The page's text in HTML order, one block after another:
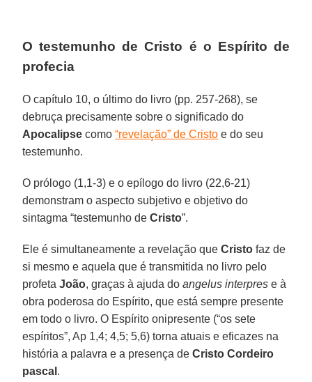
O testemunho de Cristo é o Espírito de
profecia
O capítulo 10, o último do livro (pp. 257-268), se
debruça precisamente sobre o significado do
Apocalipse como“revelação” de Cristo e do seu
testemunho.
O prólogo (1,1-3) e o epílogo do livro (22,6-21)
demonstram o aspecto subjetivo e objetivo do
sintagma “testemunho deCristo”.
Ele é simultaneamente a revelação queCristo faz de
si mesmo e aquela que é transmitida no livro pelo
profetaJoão, graças à ajuda doangelus interpres e à
obra poderosa do Espírito, que está sempre presente
em todo o livro. O Espírito onipresente (“os sete
espíritos”, Ap 1,4; 4,5; 5,6) torna atuais e eficazes na
história a palavra e a presença deCristo Cordeiro
pascal .